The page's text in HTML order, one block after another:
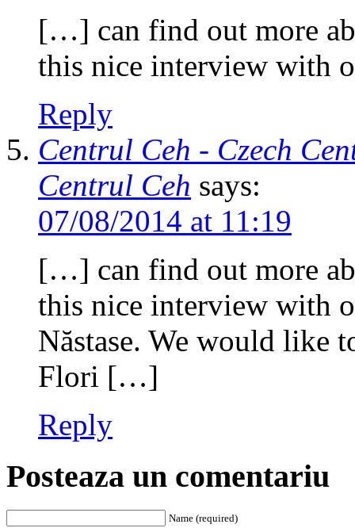
[…] can find out more
this nice interview with
Reply
Centrul Ceh - Czech
Centrul Ceh says:
07/08/2014 at 11:19
[…] can find out more
this nice interview with
Năstase. We would like
Flori […]
Reply
Posteaza un comentariu
Name (required)